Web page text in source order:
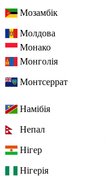
Мозамбік
Молдова
Монако
Монголія
Монтсеррат
Намібія
Непал
Нігер
Нігерія